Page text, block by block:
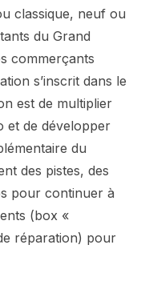
classique, neuf ou
du Grand
commerçants
s’inscrit dans le
est de multiplier
et de développer
du
des pistes, des
pour continuer à
(box «
réparation) pour